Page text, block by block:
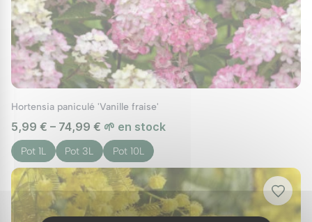
Hortensia paniculé 'Vanille fraise'
5,99 € – 74,99 € 🌱 en stock
Pot 1L Pot 3L Pot 10L